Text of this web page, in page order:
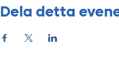
Dela detta